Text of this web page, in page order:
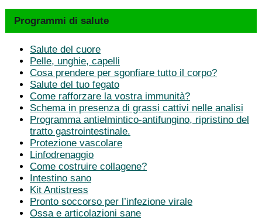
Programmi di salute
Salute del cuore
Pelle, unghie, capelli
Cosa prendere per sgonfiare tutto il corpo?
Salute del tuo fegato
Come rafforzare la vostra immunità?
Schema in presenza di grassi cattivi nelle analisi
Programma antielmintico-antifungino, ripristino del
tratto gastrointestinale.
Protezione vascolare
Linfodrenaggio
Come costruire collagene?
Intestino sano
Kit Antistress
Pronto soccorso per l’infezione virale
Ossa e articolazioni sane